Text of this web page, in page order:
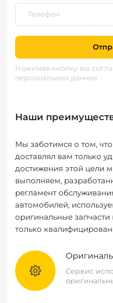
Нажимая кнопку вы
персональных данных
Наши
Мы заботимся о том,
доставлял вам только
достижения этой цели
выполняем,
регламент
автомобилей,
оригинальные
только
Сервис